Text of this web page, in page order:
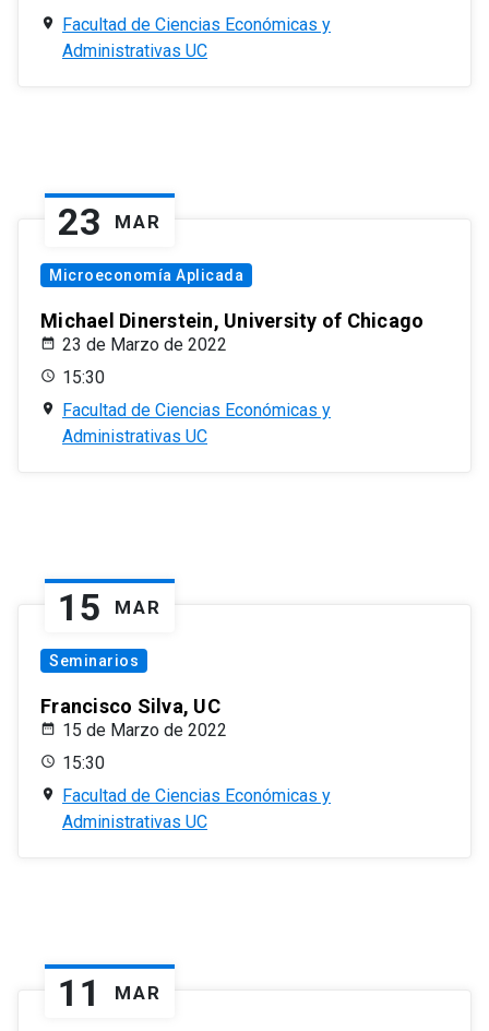
Facultad de Ciencias Económicas y
Administrativas UC
23 MAR
Microeconomía Aplicada
Michael Dinerstein, University of Chicago
23 de Marzo de 2022
15:30
Facultad de Ciencias Económicas y
Administrativas UC
15 MAR
Seminarios
Francisco Silva, UC
15 de Marzo de 2022
15:30
Facultad de Ciencias Económicas y
Administrativas UC
11 MAR